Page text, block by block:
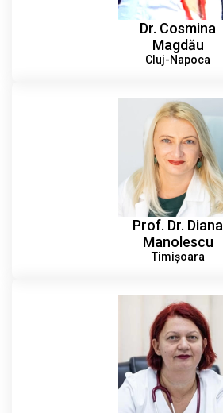
Dr. Cosmina
Magdău
Cluj-Napoca
Prof. Dr. Diana
Manolescu
Timișoara